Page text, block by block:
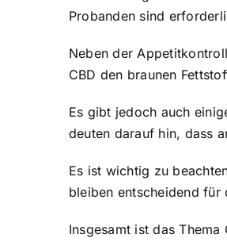
Probanden sind
Neben der
CBD den braunen
Es gibt jedoch auch
deuten darauf hin, dass
Es ist wichtig zu
bleiben entscheidend für
Insgesamt ist das